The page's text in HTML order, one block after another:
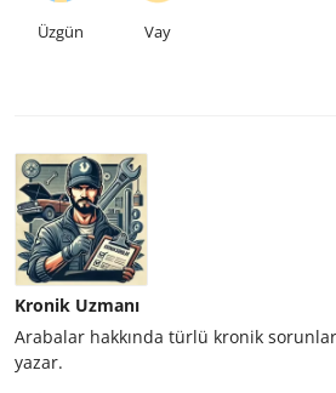
Üzgün Vay
Kronik Uzmanı
Arabalar hakkında türlü kronik
yazar.